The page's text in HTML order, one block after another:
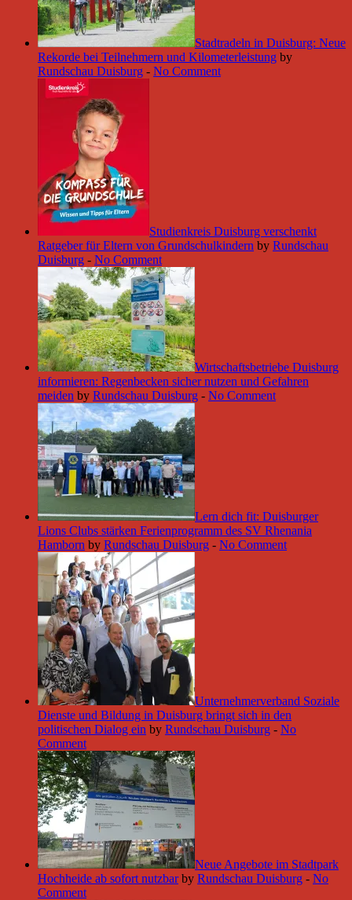
Stadtradeln in Duisburg: Neue
Rekorde bei Teilnehmern und Kilometerleistung by
Rundschau Duisburg - No Comment
Studienkreis Duisburg verschenkt
Ratgeber für Eltern von Grundschulkindern by Rundschau
Duisburg - No Comment
Wirtschaftsbetriebe Duisburg
informieren: Regenbecken sicher nutzen und Gefahren
meiden by Rundschau Duisburg - No Comment
Lern dich fit: Duisburger
Lions Clubs stärken Ferienprogramm des SV Rhenania
Hamborn by Rundschau Duisburg - No Comment
Unternehmerverband Soziale
Dienste und Bildung in Duisburg bringt sich in den
politischen Dialog ein by Rundschau Duisburg - No
Comment
Neue Angebote im Stadtpark
Hochheide ab sofort nutzbar by Rundschau Duisburg - No
Comment